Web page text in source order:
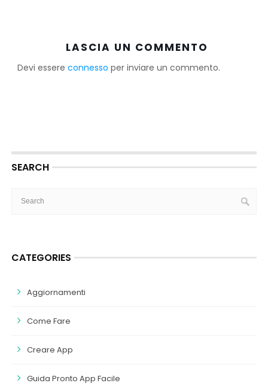
LASCIA UN COMMENTO
Devi essere connesso per inviare un commento.
SEARCH
CATEGORIES
Aggiornamenti
Come Fare
Creare App
Guida Pronto App Facile